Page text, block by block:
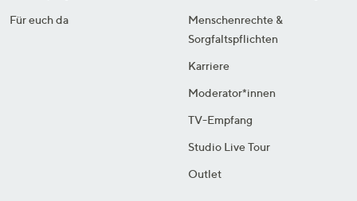
Für euch da
Menschenrechte &
Sorgfaltspflichten
Karriere
Moderator*innen
TV-Empfang
Studio Live Tour
Outlet